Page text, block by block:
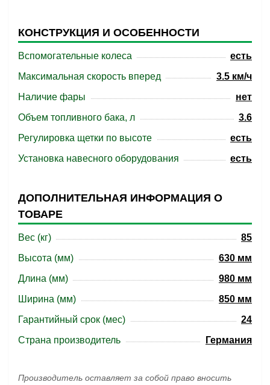
КОНСТРУКЦИЯ И ОСОБЕННОСТИ
Вспомогательные колеса
есть
Максимальная скорость вперед
3.5 км/ч
Наличие фары
нет
Объем топливного бака, л
3.6
Регулировка щетки по высоте
есть
Установка навесного оборудования
есть
ДОПОЛНИТЕЛЬНАЯ ИНФОРМАЦИЯ О
ТОВАРЕ
Вес (кг)
85
Высота (мм)
630 мм
Длина (мм)
980 мм
Ширина (мм)
850 мм
Гарантийный срок (мес)
24
Страна производитель
Германия
Производитель оставляет за собой право вносить